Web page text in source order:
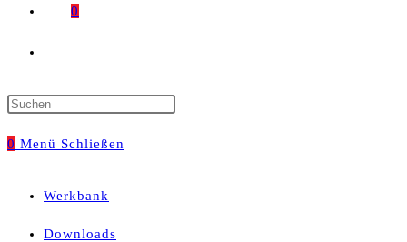
0
Suche
0 Menü Schließen
Werkbank
Downloads